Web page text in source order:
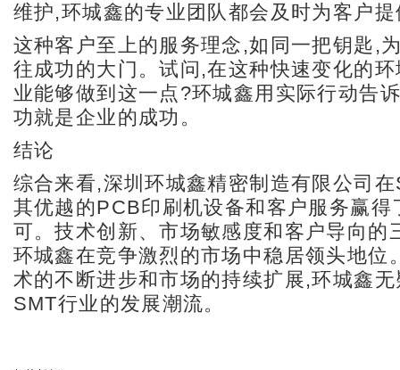
维护,环城鑫的专业团队都会及时为客户
这种客户至上的服务理念,如同一把钥匙,
往成功的大门。试问,在这种快速变化的
业能够做到这一点?环城鑫用实际行动告
功就是企业的成功。
结论
综合来看,深圳环城鑫精密制造有限公司
其优越的PCB印刷机设备和客户服务赢得
可。技术创新、市场敏感度和客户导向的
环城鑫在竞争激烈的市场中稳居领头地位
术的不断进步和市场的持续扩展,环城鑫
SMT行业的发展潮流。